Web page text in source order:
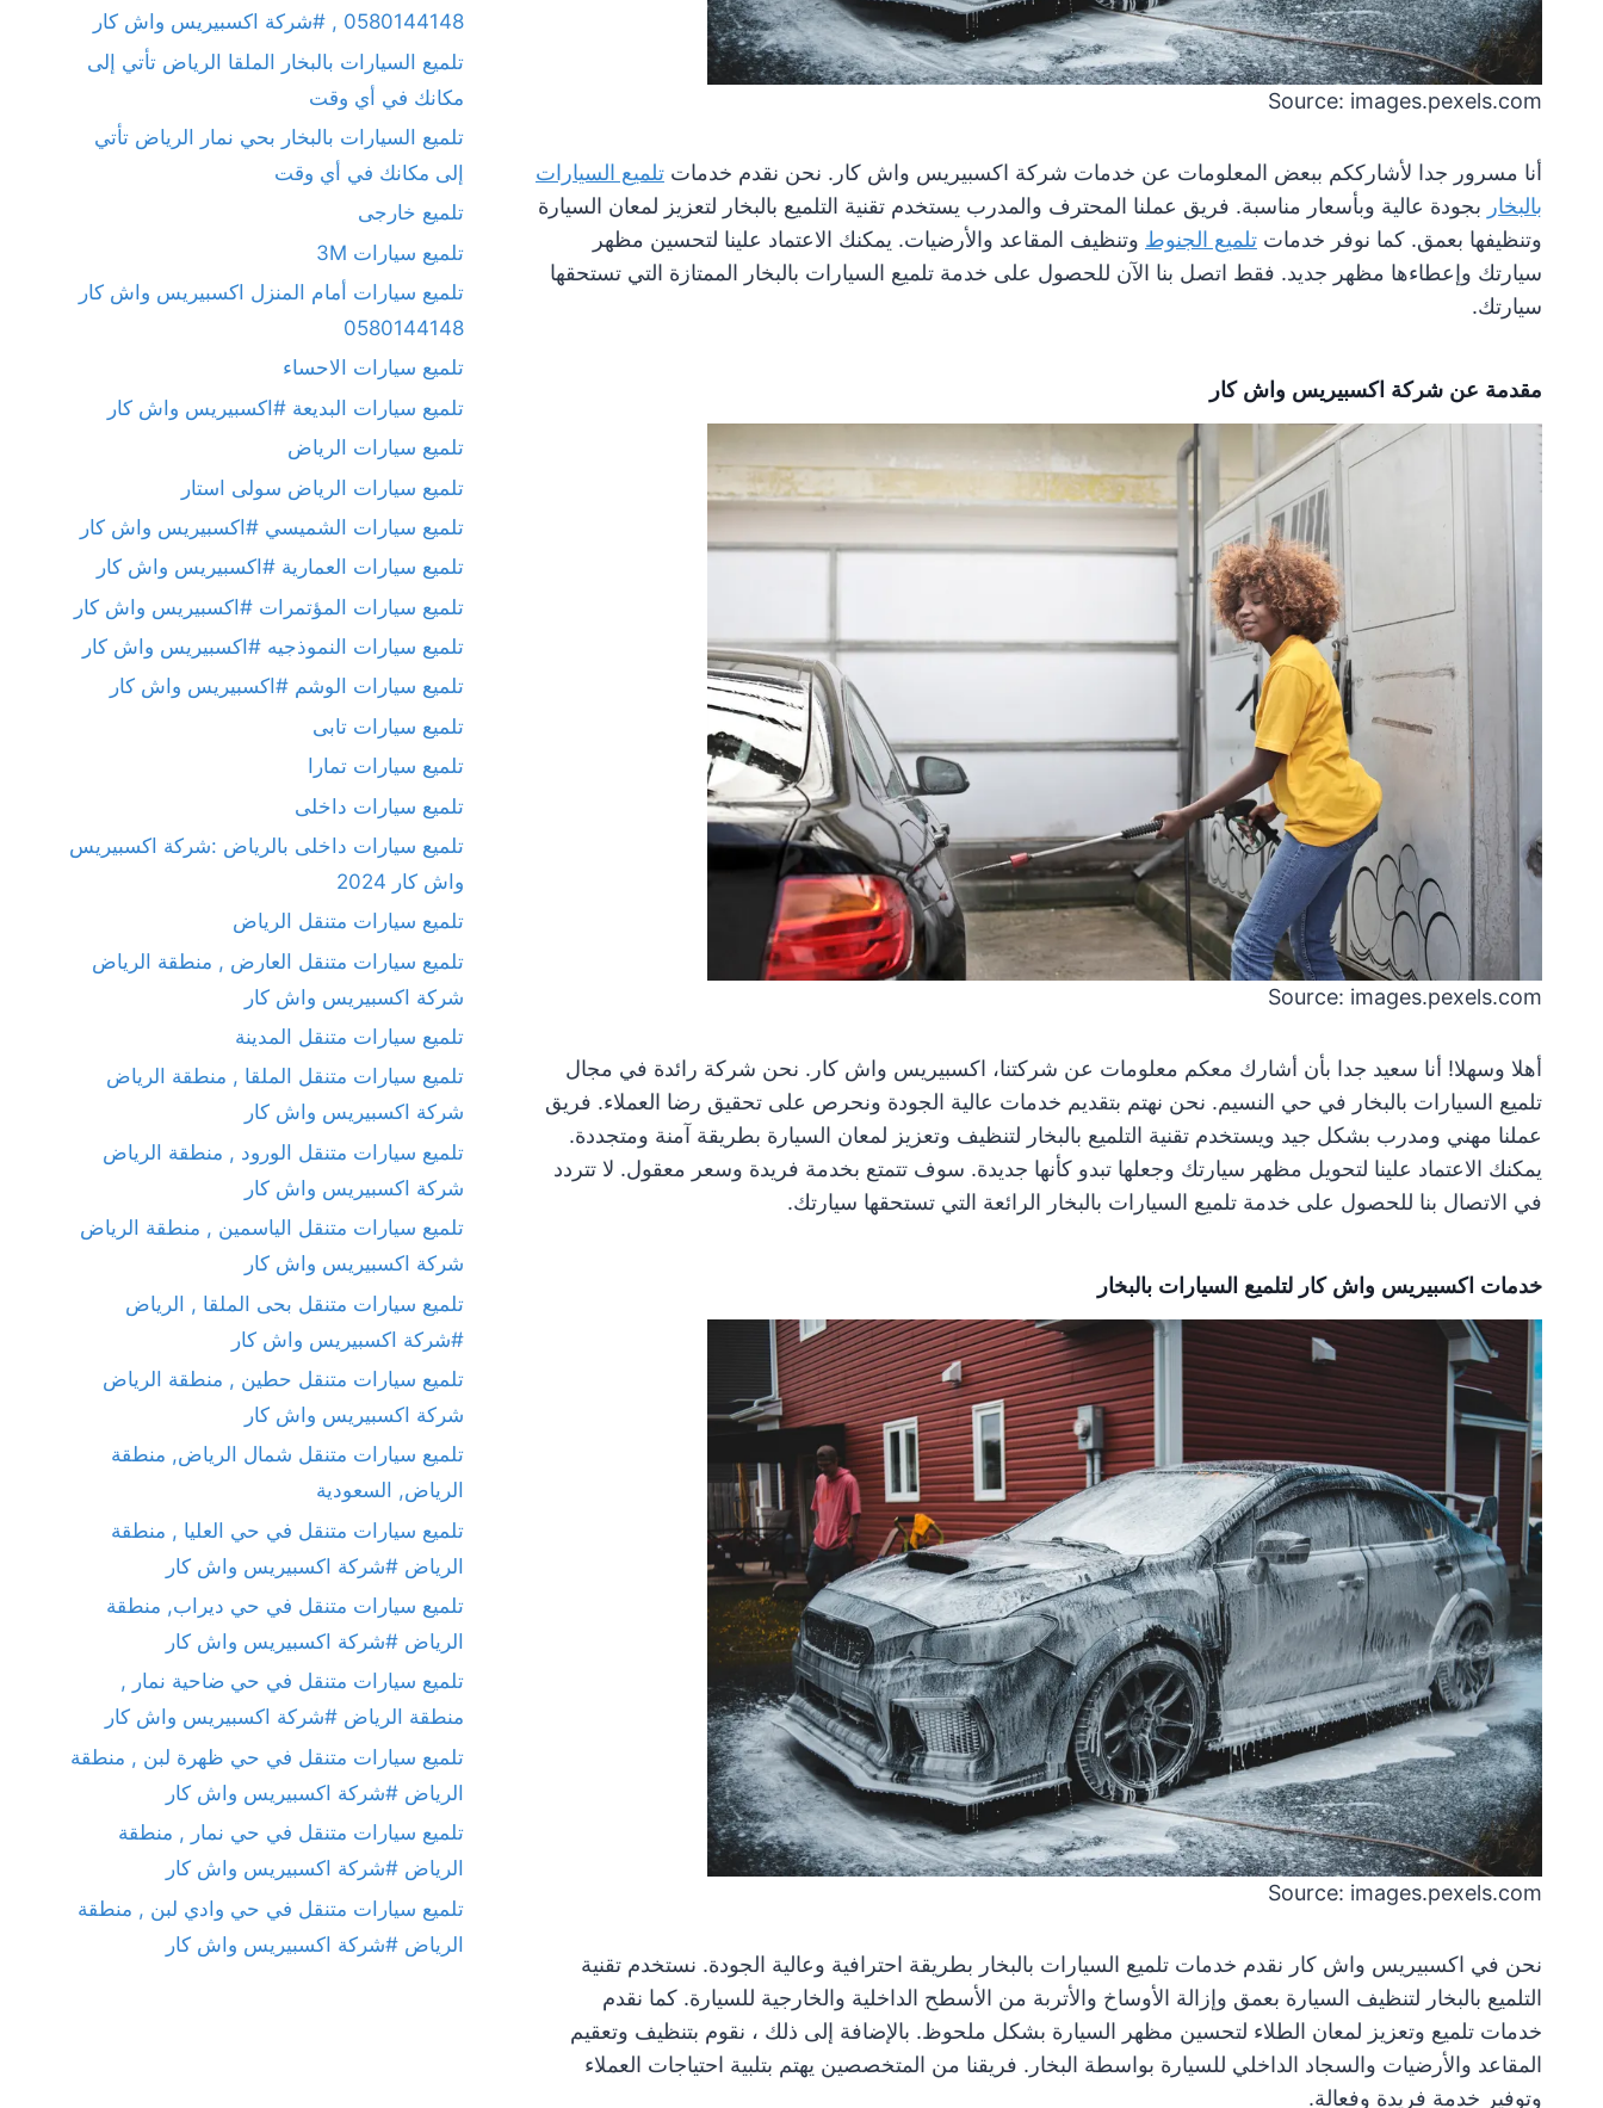
Source: images.pexels.com
أنا مسرور جدا لأشارككم ببعض المعلومات عن خدمات شركة اكسبيريس واش كار. نحن نقدم خدماتتلميع السيارات
بالبخار بجودة عالية وبأسعار مناسبة. فريق عملنا المحترف والمدرب يستخدم تقنية التلميع بالبخار لتعزيز لمعان السيارة
وتنظيفها بعمق. كما نوفر خدماتتلميع الجنوط وتنظيف المقاعد والأرضيات. يمكنك الاعتماد علينا لتحسين مظهر
سيارتك وإعطاءها مظهر جديد. فقط اتصل بنا الآن للحصول على خدمة تلميع السيارات بالبخار الممتازة التي تستحقها
سيارتك.
مقدمة عن شركة اكسبيريس واش كار
Source: images.pexels.com
أهلا وسهلا! أنا سعيد جدا بأن أشارك معكم معلومات عن شركتنا، اكسبيريس واش كار. نحن شركة رائدة في مجال
تلميع السيارات بالبخار في حي النسيم. نحن نهتم بتقديم خدمات عالية الجودة ونحرص على تحقيق رضا العملاء. فريق
عملنا مهني ومدرب بشكل جيد ويستخدم تقنية التلميع بالبخار لتنظيف وتعزيز لمعان السيارة بطريقة آمنة ومتجددة.
يمكنك الاعتماد علينا لتحويل مظهر سيارتك وجعلها تبدو كأنها جديدة. سوف تتمتع بخدمة فريدة وسعر معقول. لا تتردد
في الاتصال بنا للحصول على خدمة تلميع السيارات بالبخار الرائعة التي تستحقها سيارتك.
خدمات اكسبيريس واش كار لتلميع السيارات بالبخار
Source: images.pexels.com
نحن في اكسبيريس واش كار نقدم خدمات تلميع السيارات بالبخار بطريقة احترافية وعالية الجودة. نستخدم تقنية
التلميع بالبخار لتنظيف السيارة بعمق وإزالة الأوساخ والأتربة من الأسطح الداخلية والخارجية للسيارة. كما نقدم
خدمات تلميع وتعزيز لمعان الطلاء لتحسين مظهر السيارة بشكل ملحوظ. بالإضافة إلى ذلك ، نقوم بتنظيف وتعقيم
المقاعد والأرضيات والسجاد الداخلي للسيارة بواسطة البخار. فريقنا من المتخصصين يهتم بتلبية احتياجات العملاء
وتوفير خدمة فريدة وفعالة.
0580144148 , #شركة اكسبيريس واش كار
تلميع السيارات بالبخار الملقا الرياض تأتي إلى
مكانك في أي وقت
تلميع السيارات بالبخار بحي نمار الرياض تأتي
إلى مكانك في أي وقت
تلميع خارجى
تلميع سيارات 3M
تلميع سيارات أمام المنزل اكسبيريس واش كار
0580144148
تلميع سيارات الاحساء
تلميع سيارات البديعة #اكسبيريس واش كار
تلميع سيارات الرياض
تلميع سيارات الرياض سولى استار
تلميع سيارات الشميسي #اكسبيريس واش كار
تلميع سيارات العمارية #اكسبيريس واش كار
تلميع سيارات المؤتمرات #اكسبيريس واش كار
تلميع سيارات النموذجيه #اكسبيريس واش كار
تلميع سيارات الوشم #اكسبيريس واش كار
تلميع سيارات تابى
تلميع سيارات تمارا
تلميع سيارات داخلى
تلميع سيارات داخلى بالرياض :شركة اكسبيريس
واش كار 2024
تلميع سيارات متنقل الرياض
تلميع سيارات متنقل العارض , منطقة الرياض
شركة اكسبيريس واش كار
تلميع سيارات متنقل المدينة
تلميع سيارات متنقل الملقا , منطقة الرياض
شركة اكسبيريس واش كار
تلميع سيارات متنقل الورود , منطقة الرياض
شركة اكسبيريس واش كار
تلميع سيارات متنقل الياسمين , منطقة الرياض
شركة اكسبيريس واش كار
تلميع سيارات متنقل بحى الملقا , الرياض
#شركة اكسبيريس واش كار
تلميع سيارات متنقل حطين , منطقة الرياض
شركة اكسبيريس واش كار
تلميع سيارات متنقل شمال الرياض, منطقة
الرياض, السعودية
تلميع سيارات متنقل في حي العليا , منطقة
الرياض #شركة اكسبيريس واش كار
تلميع سيارات متنقل في حي ديراب, منطقة
الرياض #شركة اكسبيريس واش كار
تلميع سيارات متنقل في حي ضاحية نمار ,
منطقة الرياض #شركة اكسبيريس واش كار
تلميع سيارات متنقل في حي ظهرة لبن , منطقة
الرياض #شركة اكسبيريس واش كار
تلميع سيارات متنقل في حي نمار , منطقة
الرياض #شركة اكسبيريس واش كار
تلميع سيارات متنقل في حي وادي لبن , منطقة
الرياض #شركة اكسبيريس واش كار